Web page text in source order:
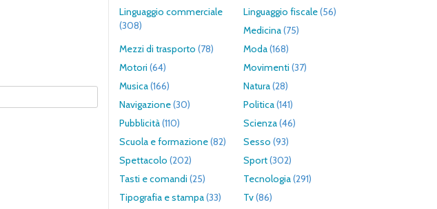
Linguaggio commerciale
(308)
Linguaggio fiscale(56)
Medicina(75)
Mezzi di trasporto (78) Moda(168)
Motori (64) Movimenti (37)
Musica(166) Natura(28)
Navigazione(30) Politica(141)
Pubblicità(110) Scienza(46)
Scuola e formazione(82) Sesso (93)
Spettacolo (202) Sport(302)
Tasti e comandi (25) Tecnologia(291)
Tipografia e stampa(33) Tv(86)